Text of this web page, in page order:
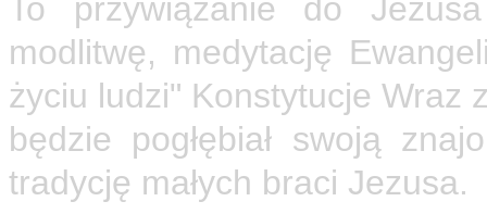
To przywiązanie do
modlitwę, medytację
życiu ludzi" Konstytucje Wraz
będzie pogłębiał swoją
tradycję małych braci Jezusa.